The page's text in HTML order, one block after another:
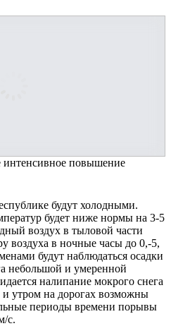
интенсивное повышение
будут холодными.
будет ниже нормы на 3-5
воздух в тыловой части
воздуха в ночные часы до 0,-5,
будут наблюдаться осадки
небольшой и умеренной
налипание мокрого снега
утром на дорогах возможны
периоды времени порывы
с.